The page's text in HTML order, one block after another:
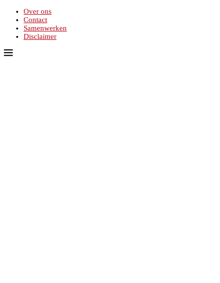
Over ons
Contact
Samenwerken
Disclaimer